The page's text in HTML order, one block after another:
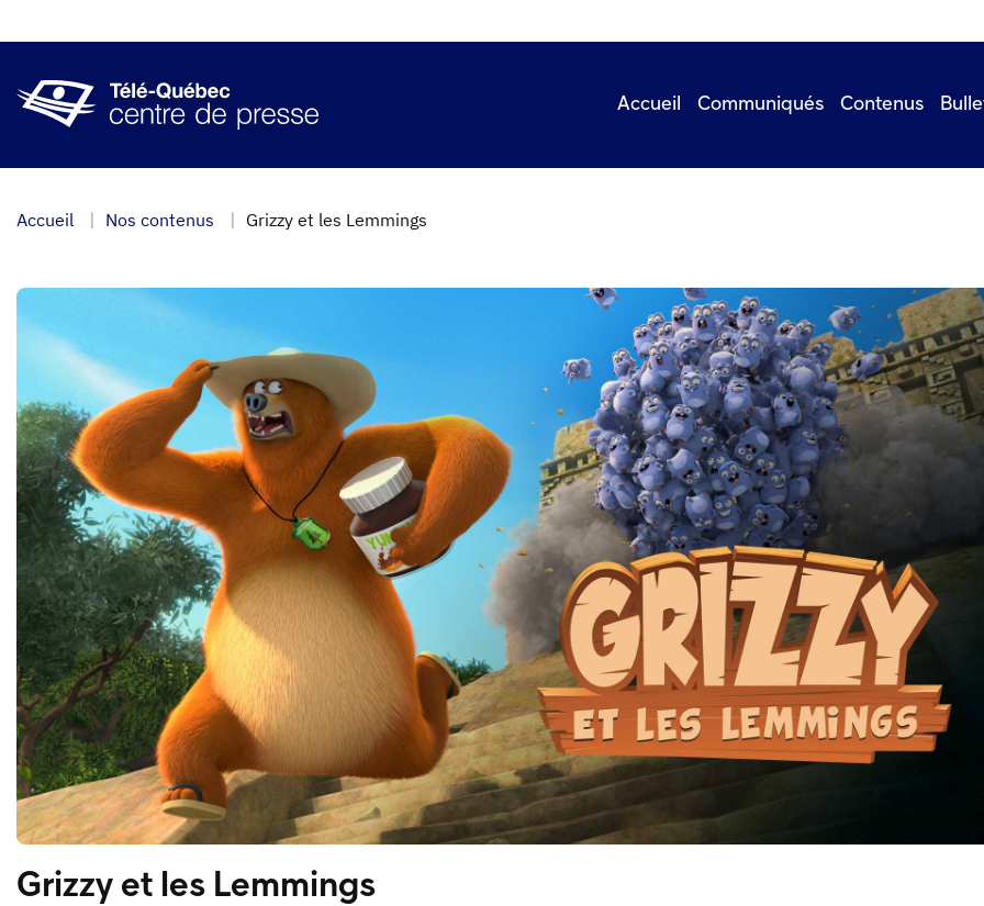
au
principal
Accueil Communiqués Contenus
Accueil Nos contenus Grizzy et les Lemmings
Grizzy et les Lemmings